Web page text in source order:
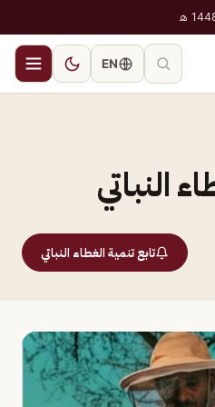
EN
النباتي
تابع تنمية الغطاء النباتي